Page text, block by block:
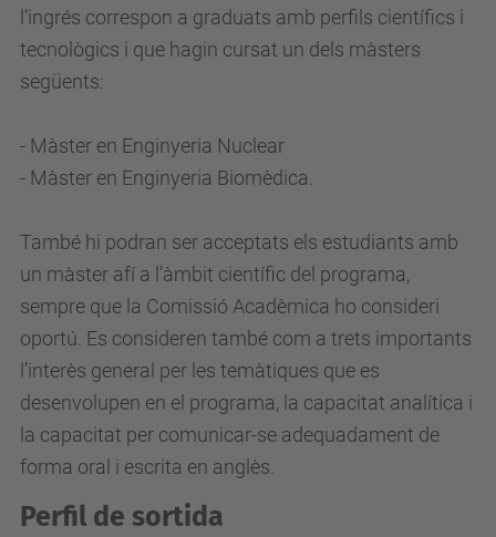
l’ingrés correspon a graduats amb perfils científics i
tecnològics i que hagin cursat un dels màsters
següents:
- Màster en Enginyeria Nuclear
- Màster en Enginyeria Biomèdica.
També hi podran ser acceptats els estudiants amb
un màster afí a l’àmbit científic del programa,
sempre que la Comissió Acadèmica ho consideri
oportú. Es consideren també com a trets importants
l’interès general per les temàtiques que es
desenvolupen en el programa, la capacitat analítica i
la capacitat per comunicar-se adequadament de
forma oral i escrita en anglès.
Perfil de sortida